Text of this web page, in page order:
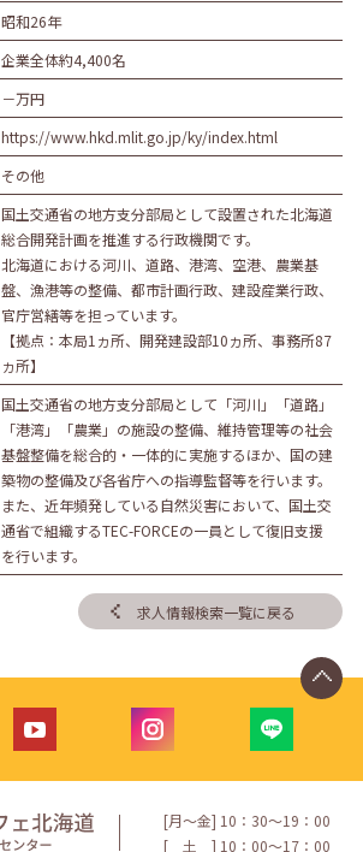
昭和26年
企業全体約4,400名
－万円
https://www.hkd.mlit.go.jp/ky/index.html
その他
国土交通省の地方支分部局として設置された北海道
総合開発計画を推進する行政機関です。
北海道における河川、道路、港湾、空港、農業基
盤、漁港等の整備、都市計画行政、建設産業行政、
官庁営繕等を担っています。
【拠点：本局1ヵ所、開発建設部10ヵ所、事務所87
ヵ所】
国土交通省の地方支分部局として「河川」「道路」
「港湾」「農業」の施設の整備、維持管理等の社会
基盤整備を総合的・一体的に実施するほか、国の建
築物の整備及び各省庁への指導監督等を行います。
また、近年頻発している自然災害において、国土交
通省で組織するTEC-FORCEの一員として復旧支援
を行います。
求人情報検索一覧に戻る
[月〜金] 10：30〜19：00
[
土 ] 10：00〜17：00